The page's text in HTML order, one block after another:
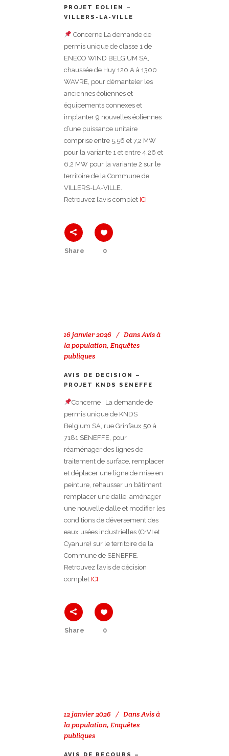
PROJET EOLIEN –
VILLERS-LA-VILLE
Concerne La demande de
permis unique de classe 1 de
ENECO WIND BELGIUM SA,
chaussée de Huy 120 A à 1300
WAVRE, pour démanteler les
anciennes éoliennes et
équipements connexes et
implanter 9 nouvelles éoliennes
d’une puissance unitaire
comprise entre 5,56 et 7,2 MW
pour la variante 1 et entre 4,26 et
6,2 MW pour la variante 2 sur le
territoire de la Commune de
VILLERS-LA-VILLE.
Retrouvez l’avis complet ICI
Share 0
16 janvier 2026 DansAvis à
la population, Enquêtes
publiques
AVIS DE DECISION –
PROJET KNDS SENEFFE
Concerne : La demande de
permis unique de KNDS
Belgium SA, rue Grinfaux 50 à
7181 SENEFFE, pour
réaménager des lignes de
traitement de surface, remplacer
et déplacer une ligne de mise en
peinture, rehausser un bâtiment
remplacer une dalle, aménager
une nouvelle dalle et modifier les
conditions de déversement des
eaux usées industrielles (CrVI et
Cyanure) sur le territoire de la
Commune de SENEFFE.
Retrouvez l’avis de décision
complet ICI
Share 0
12 janvier 2026 DansAvis à
la population, Enquêtes
publiques